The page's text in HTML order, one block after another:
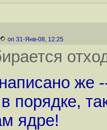
on 31-Янв-08, 12:25
же
порядке,
ядре!